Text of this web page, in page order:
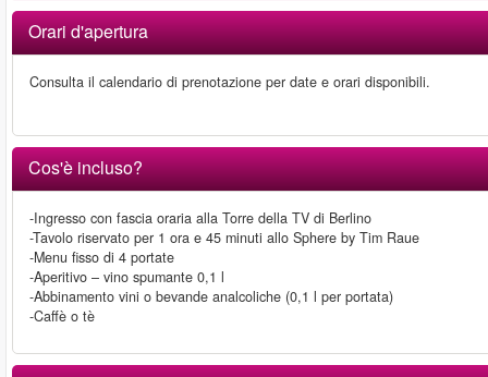
Orari d'apertura
Consulta il calendario di prenotazione per date e orari disponibili.
Cos'è incluso?
-Ingresso con fascia oraria alla Torre della TV di Berlino
-Tavolo riservato per 1 ora e 45 minuti allo Sphere by Tim Raue
-Menu fisso di 4 portate
-Aperitivo – vino spumante 0,1 l
-Abbinamento vini o bevande analcoliche (0,1 l per portata)
-Caffè o tè